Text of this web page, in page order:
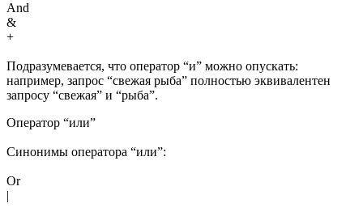
And
&
+
Подразумевается, что оператор “и” можно опускать:
например, запрос “свежая рыба” полностью эквивалентен
запросу “свежая” и “рыба”.
Оператор “или”
Синонимы оператора “или”:
Or
|